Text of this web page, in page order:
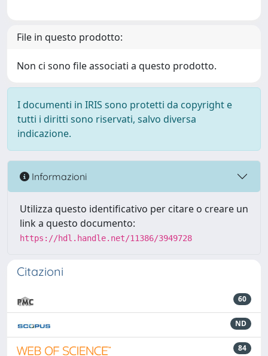
File in questo prodotto:
Non ci sono file associati a questo prodotto.
I documenti in IRIS sono protetti da copyright e
tutti i diritti sono riservati, salvo diversa
indicazione.
Informazioni
Utilizza questo identificativo per citare o creare un
link a questo documento:
https://hdl.handle.net/11386/3949728
Citazioni
60
ND
84